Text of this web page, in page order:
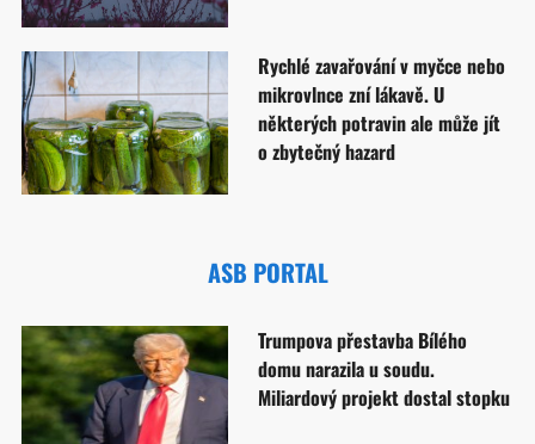
Rychlé zavařování v myčce nebo
mikrovlnce zní lákavě. U
některých potravin ale může jít
o zbytečný hazard
ASB PORTAL
Trumpova přestavba Bílého
domu narazila u soudu.
Miliardový projekt dostal stopku